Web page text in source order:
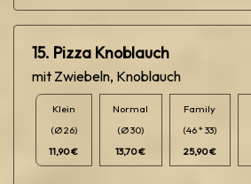
15. Pizza Knoblauch
mit Zwiebeln, Knoblauch
Klein
(Ø 26)
11,90 €
Normal
(Ø 30)
13,70 €
Family
(46 * 33)
25,90 €